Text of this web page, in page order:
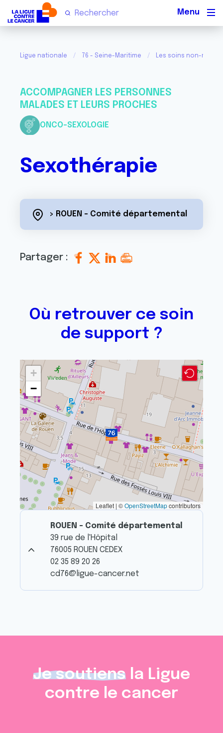
Ligue nationale 76 - Seine-Maritime Les soins non-
ACCOMPAGNER LES PERSONNES
MALADES ET LEURS PROCHES
ONCO-SEXOLOGIE
Sexothérapie
> ROUEN - Comité départemental
Partager :
Où retrouver ce soin
de support ?
+
−
Leaflet | ©OpenStreetMapcontributors
ROUEN - Comité départemental
39 rue de l'Hôpital
76005 ROUEN CEDEX
02 35 89 20 26
cd76@ligue-cancer.net
Je soutiens la Ligue
contre le cancer